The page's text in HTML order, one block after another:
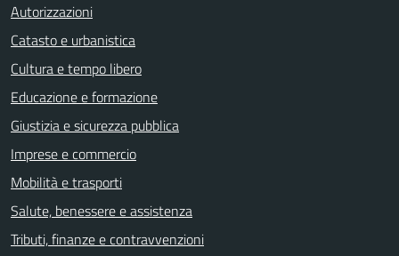
Autorizzazioni
Catasto e urbanistica
Cultura e tempo libero
Educazione e formazione
Giustizia e sicurezza pubblica
Imprese e commercio
Mobilità e trasporti
Salute, benessere e assistenza
Tributi, finanze e contravvenzioni